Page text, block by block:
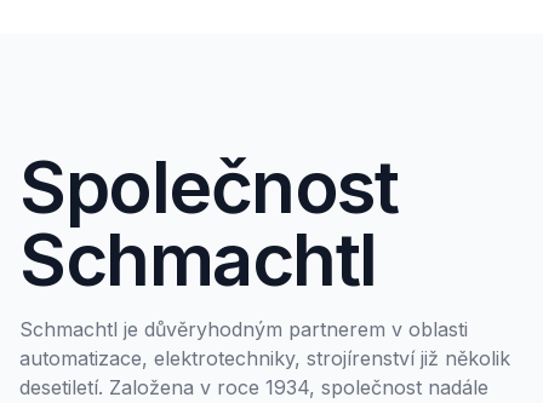
Společnost
Schmachtl
Schmachtl je důvěryhodným partnerem v oblasti
automatizace, elektrotechniky, strojírenství již několik
desetiletí. Založena v roce 1934, společnost nadále